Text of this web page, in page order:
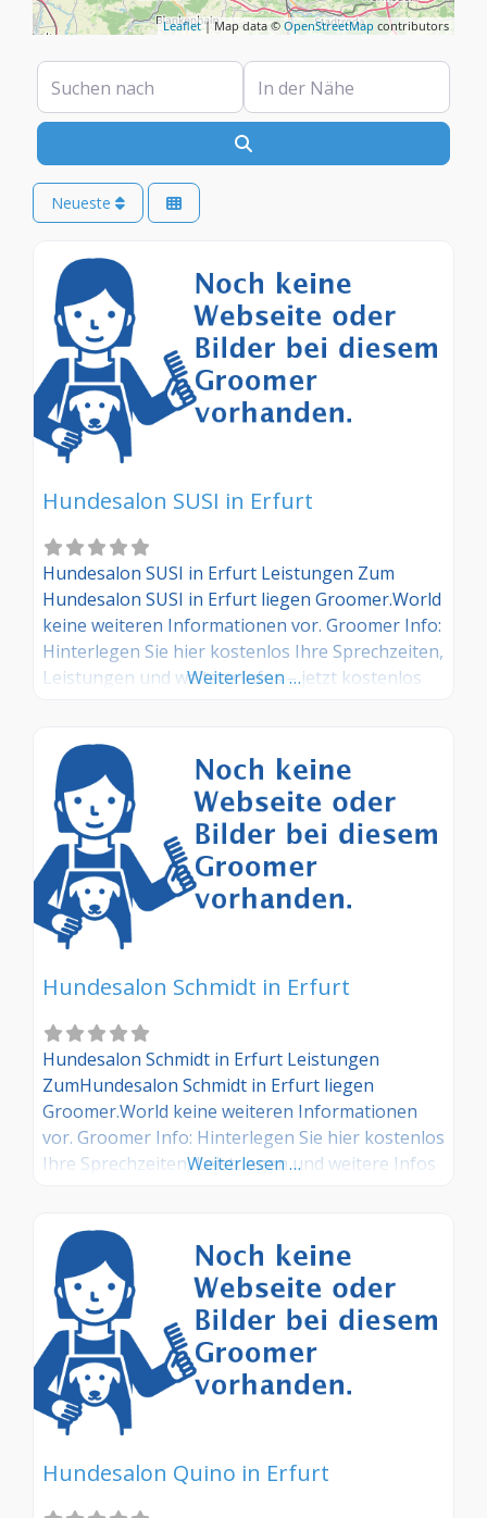
Leaflet| Map data © OpenStreetMap contributors
Suchen nach In der Nähe
Neueste
Hundesalon SUSI in Erfurt
Hundesalon SUSI in Erfurt Leistungen Zum
Hundesalon SUSI in Erfurt liegen Groomer.World
keine weiteren Informationen vor. Groomer Info:
Hinterlegen Sie hier kostenlos Ihre Sprechzeiten,
Leistungen und weitere Infos – jetzt kostenlos
Kommentarfunktion unten mit anderen
Hundebesitzer/innen!
Weiterlesen …
Hundesalon Schmidt in Erfurt
Hundesalon Schmidt in Erfurt Leistungen
ZumHundesalon Schmidt in Erfurt liegen
Groomer.World keine weiteren Informationen
vor. Groomer Info: Hinterlegen Sie hier kostenlos
Ihre Sprechzeiten, Leistungen und weitere Infos
über die Kommentarfunktion unten mit anderen
Hundebesitzer/innen!
Weiterlesen …
Hundesalon Quino in Erfurt